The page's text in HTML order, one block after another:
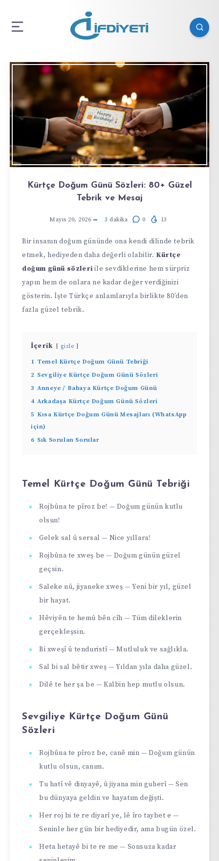
Kürtçe Doğum Günü Sözleri: 80+ Güzel
Tebrik ve Mesaj
Mayıs 20, 2026 3 dakika 0 13
Bir insanın doğum gününde ona kendi dilinde tebrik
etmek, hediyeden daha değerli olabilir. Kürtçe
doğum günü sözleri ile sevdiklerine hem sürpriz
yapın hem de onlara ne kadar değer verdiğinizi
gösterin. İşte Türkçe anlamlarıyla birlikte 80’den
fazla güzel tebrik.
İçerik gizle
1 Temel Kürtçe Doğum Günü Tebriği
2 Sevgiliye Kürtçe Doğum Günü Sözleri
3 Anneye / Babaya Kürtçe Doğum Günü
4 Arkadaşa Kürtçe Doğum Günü Sözleri
5 Kısa Kürtçe Doğum Günü Mesajları (WhatsApp
için)
6 Sık Sorulan Sorular
Temel Kürtçe Doğum Günü Tebriği
Rojbûna te pîroz be! — Doğum günün kutlu
olsun!
Gelek sal û sersal — Nice yıllara!
Rojbûna te xweş be — Doğum günün güzel
geçsin.
Saleke nû, jiyaneke xweş — Yeni bir yıl, güzel
bir hayat.
Hêviyên te hemû bên cîh — Tüm dileklerin
gerçekleşsin.
Bi xweşî û tenduristî — Mutluluk ve sağlıkla.
Sal bi sal bêtir xweş — Yıldan yıla daha güzel.
Dilê te her şa be — Kalbin hep mutlu olsun.
Sevgiliye Kürtçe Doğum Günü
Sözleri
Rojbûna te pîroz be, canê min — Doğum günün
kutlu olsun, canım.
Tu hatî vê dinyayê, û jiyana min guherî — Sen
bu dünyaya geldin ve hayatım değişti.
Her roj bi te re diyarî ye, lê îro taybet e —
Seninle her gün bir hediyedir, ama bugün özel.
Heta hetayê bi te re me — Sonsuza kadar